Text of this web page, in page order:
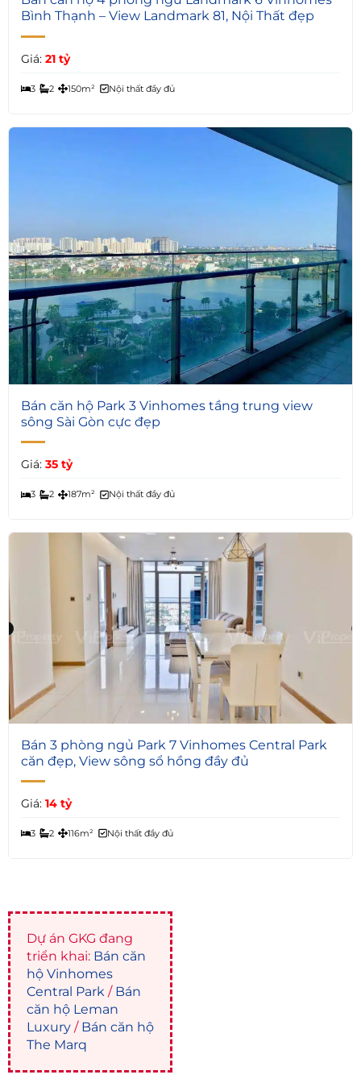
Bình Thạnh – View Landmark 81, Nội Thất đẹp
Giá: 21 tỷ
3 2 150m² Nội thất đầy đủ
3
Bán căn hộ Park 3 Vinhomes tầng trung view
sông Sài Gòn cực đẹp
Giá: 35 tỷ
3 2 187m² Nội thất đầy đủ
5
Bán 3 phòng ngủ Park 7 Vinhomes Central Park
căn đẹp, View sông sổ hồng đầy đủ
Giá: 14 tỷ
3 2 116m² Nội thất đầy đủ
Dự án GKG đang
triển khai: Bán căn
hộ Vinhomes
Central Park / Bán
căn hộ Leman
Luxury / Bán căn hộ
The Marq